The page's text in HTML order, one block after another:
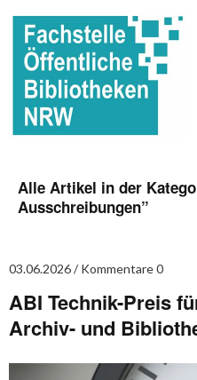
Alle Artikel in der
Ausschreibungen”
03.06.2026 Kommentare 0
ABI Technik-Preis
Archiv- und